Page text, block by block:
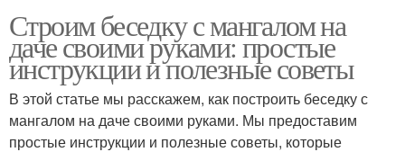
Строим беседку с мангалом на
даче своими руками: простые
инструкции и полезные советы
В этой статье мы расскажем, как построить беседку с
мангалом на даче своими руками. Мы предоставим
простые инструкции и полезные советы, которые